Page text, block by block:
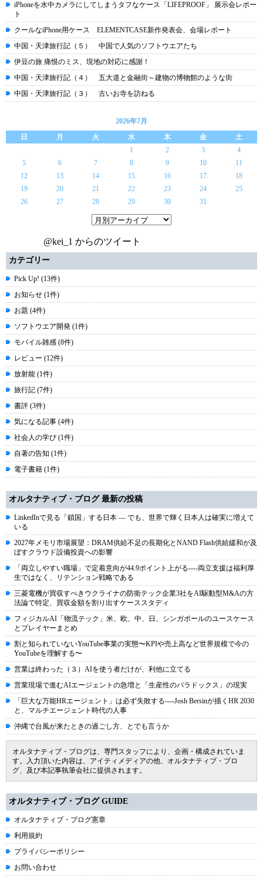
iPhoneを水中カメラにしてしまうタフなケース「LIFEPROOF」 展示会レポー
ト
クールなiPhone用ケース ELEMENTCASE新作発表会、会場レポート
中国・天津旅行記（５） 中国で人気のソフトウエアたち
伊豆の旅 痛恨のミス、現地の対応に感謝！
中国・天津旅行記（４） 五大道と金融街～建物の博物館のような街
中国・天津旅行記（３） 古いお寺を訪ねる
2026年7月
日
月 火 水 木 金
土
1
2 3
4
5
6 7 8 9 10
11
12
13 14 15 16 17
18
19
20 21 22 23 24
25
26
27 28 29 30 31
@kei_1 からのツイート
カテゴリー
Pick Up! (13件)
お知らせ (1件)
お題 (4件)
ソフトウエア開発 (1件)
モバイル雑感 (8件)
レビュー (12件)
放射能 (1件)
旅行記 (7件)
書評 (3件)
気になる記事 (4件)
社会人の学び (1件)
自著の告知 (1件)
電子書籍 (1件)
オルタナティブ・ブログ 最新の投稿
LinkedInで見る「鎖国」する日本 ― でも、世界で輝く日本人は確実に増えて
いる
2027年メモリ市場展望：DRAM供給不足の長期化とNAND Flash供給緩和が及
ぼすクラウド設備投資への影響
「両立しやすい職場」で定着意向が44.9ポイント上がる----両立支援は福利厚
生ではなく、リテンション戦略である
三菱電機が買収すべきウクライナの防衛テック企業3社をAI駆動型M&Aの方
法論で特定、買収金額を割り出すケーススタディ
フィジカルAI「物流テック」米、欧、中、日、シンガポールのユースケース
とプレイヤーまとめ
割と知られていないYouTube事業の実態〜KPIや売上高など世界規模で今の
YouTubeを理解する〜
営業は終わった（３）AIを使う者だけが、利他に立てる
営業現場で進むAIエージェントの急増と「生産性のパラドックス」の現実
「巨大な万能HRエージェント」は必ず失敗する----Josh Bersinが描くHR 2030
と、マルチエージェント時代の人事
沖縄で台風が来たときの過ごし方、とでも言うか
オルタナティブ・ブログは、専門スタッフにより、企画・構成されていま
す。入力頂いた内容は、アイティメディアの他、オルタナティブ・ブロ
グ、及び本記事執筆会社に提供されます。
オルタナティブ・ブログ GUIDE
オルタナティブ・ブログ憲章
利用規約
プライバシーポリシー
お問い合わせ